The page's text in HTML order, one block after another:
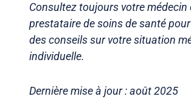
Consultez toujours votre médecin
prestataire de soins de santé
des conseils sur votre situation
individuelle.
Dernière mise à jour : août 2025